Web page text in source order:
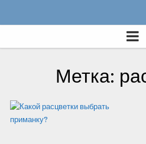
Метка: